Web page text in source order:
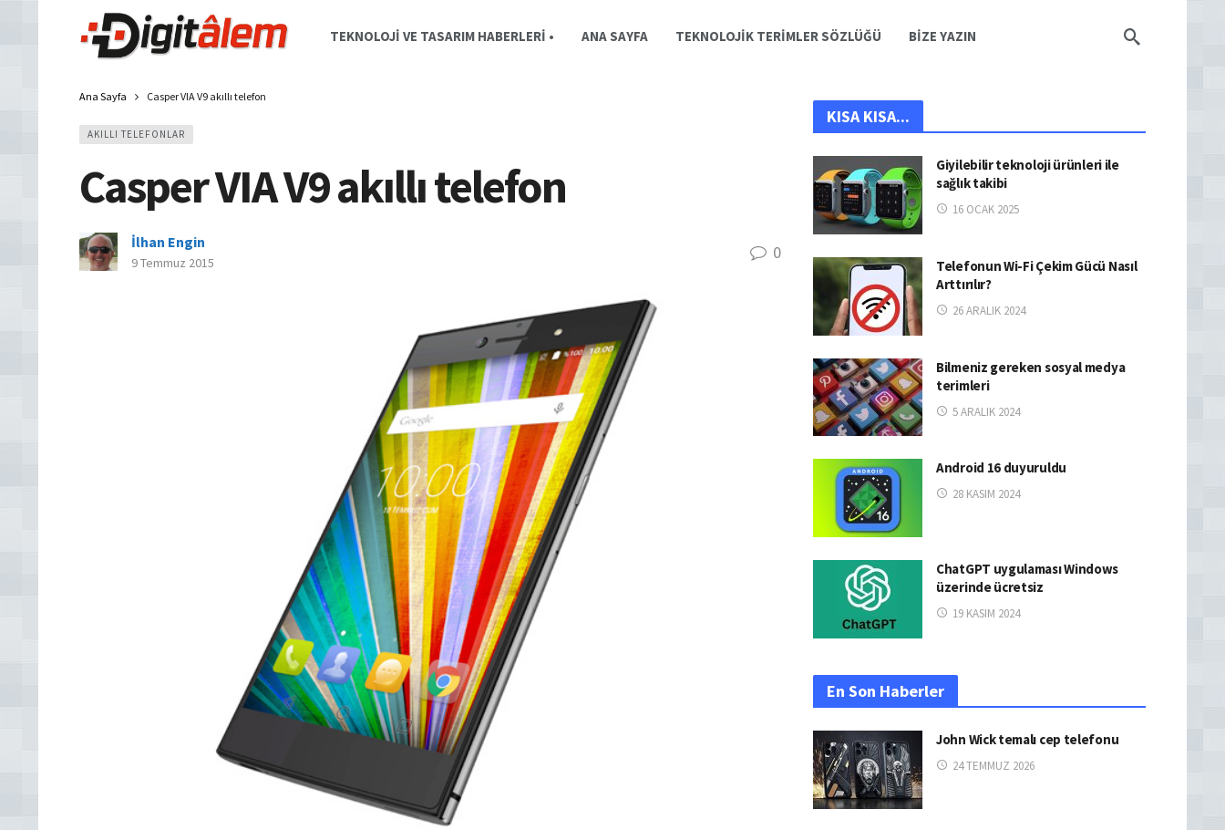
TEKNOLOJI VE TASARIM HABERLERI • ANA SAYFA TEKNOLOJIK TERIMLER SÖZLÜĞÜ BIZE YAZIN
Ana Sayfa Casper VIA V9 akıllı telefon
AKILLI TELEFONLAR
Casper VIA V9 akıllı telefon
İlhan Engin
9 Temmuz 2015 0
KISA KISA...
Giyilebilir teknoloji ürünleri ile
sağlık takibi
16 OCAK 2025
Telefonun Wi-Fi Çekim Gücü Nasıl
Arttırılır?
26 ARALIK 2024
Bilmeniz gereken sosyal medya
terimleri
5 ARALIK 2024
Android 16 duyuruldu
28 KASIM 2024
ChatGPT uygulaması Windows
üzerinde ücretsiz
19 KASIM 2024
En Son Haberler
John Wick temalı cep telefonu
24 TEMMUZ 2026